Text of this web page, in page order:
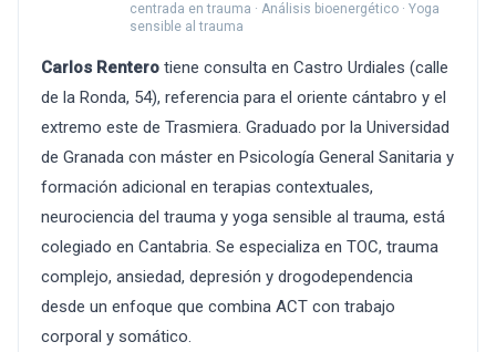
centrada en trauma · Análisis bioenergético · Yoga
sensible al trauma
Carlos Rentero tiene consulta en Castro Urdiales (calle
de la Ronda, 54), referencia para el oriente cántabro y el
extremo este de Trasmiera. Graduado por la Universidad
de Granada con máster en Psicología General Sanitaria y
formación adicional en terapias contextuales,
neurociencia del trauma y yoga sensible al trauma, está
colegiado en Cantabria. Se especializa en TOC, trauma
complejo, ansiedad, depresión y drogodependencia
desde un enfoque que combina ACT con trabajo
corporal y somático.